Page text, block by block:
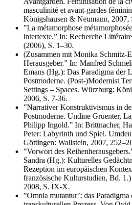
masculinité et avant-gardes
Königshausen & Neumann, 2007,
”La métamorphose
intertexte.” In: Recherche
(2006), S. 1–30.
(Zusammen mit Monika Schmitz-
Herausgeber.” In: Manfred
Emans (Hg.): Das Paradigma der
Postmoderne. (Post-)Modernist
Settings – Spaces. Würzburg:
2006, S. 7-36.
”Narrativer Konstruktivismus in
Postmoderne. Undine Gruenter,
Philipp Ingold.” In: Brittnacher,
Peter: Labyrinth und Spiel.
Göttingen: Wallstein, 2007,
”Vorwort des
Sandra (Hg.): Kulturelles
Rezeption im europäischen
französische Kulturstudien, Bd.
2008, S. IX-X.
”Omnia mutantur’: das